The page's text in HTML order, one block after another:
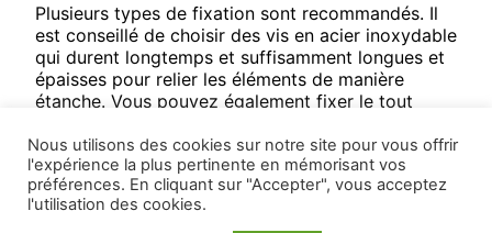
Plusieurs types de fixation sont recommandés. Il
est conseillé de choisir des vis en acier inoxydable
qui durent longtemps et suffisamment longues et
épaisses pour relier les éléments de manière
étanche. Vous pouvez également fixer le tout
Étape 6 : Décorez vos palettes
Décorez vos palettes avec des coussins aux
Nous utilisons des cookies sur notre site pour vous offrir
l'expérience la plus pertinente en mémorisant vos
préférences. En cliquant sur "Accepter", vous acceptez
l'utilisation des cookies.